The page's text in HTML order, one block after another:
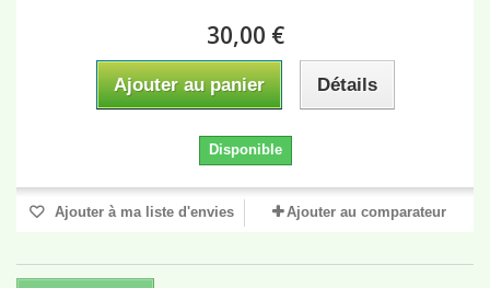
30,00 €
Ajouter au panier Détails
Disponible
Ajouter à ma liste d'envies Ajouter au comparateur